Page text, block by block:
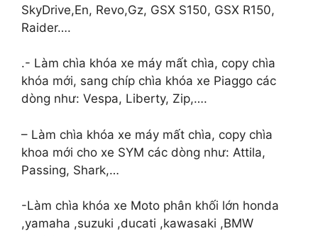
SkyDrive,En, Revo,Gz, GSX S150, GSX R150,
Raider….
.- Làm chìa khóa xe máy mất chìa, copy chìa
khóa mới, sang chíp chìa khóa xe Piaggo các
dòng như: Vespa, Liberty, Zip,….
– Làm chìa khóa xe máy mất chìa, copy chìa
khoa mới cho xe SYM các dòng như: Attila,
Passing, Shark,…
-Làm chìa khóa xe Moto phân khối lớn honda
,yamaha ,suzuki ,ducati ,kawasaki ,BMW